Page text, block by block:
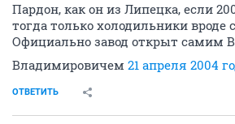
Пардон, как он из Липецка, если
тогда только холодильники вроде
Официально завод открыт самим
Владимировичем 21 апреля 2004
ОТВЕТИТЬ